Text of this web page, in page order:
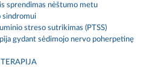
sprendimas nėštumo metu
sindromui
streso sutrikimas (PTSS)
gydant sėdimojo nervo poherpetinę